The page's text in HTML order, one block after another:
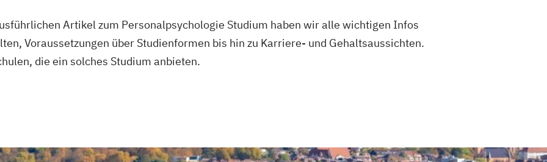
Artikel zum Personalpsychologie Studium haben wir alle wichtigen Infos
Voraussetzungen über Studienformen bis hin zu Karriere- und Gehaltsaussichten.
die ein solches Studium anbieten.